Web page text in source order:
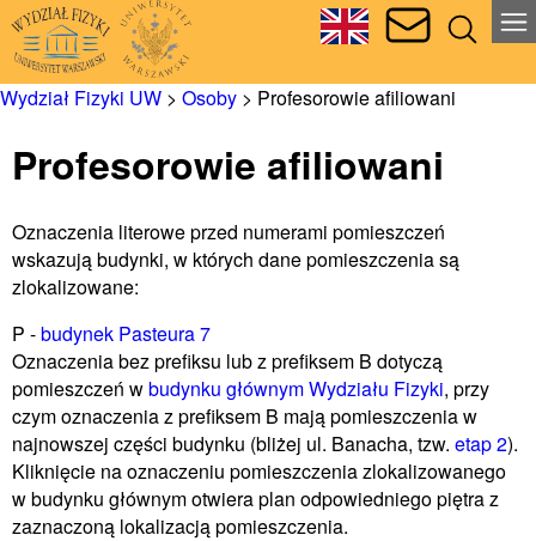
Wydział Fizyki UW > Osoby > Profesorowie afiliowani
Profesorowie afiliowani
Oznaczenia literowe przed numerami pomieszczeń
wskazują budynki, w których dane pomieszczenia są
zlokalizowane:
P -budynek Pasteura 7
Oznaczenia bez prefiksu lub z prefiksem B dotyczą
pomieszczeń wbudynku głównym Wydziału Fizyki, przy
czym oznaczenia z prefiksem B mają pomieszczenia w
najnowszej części budynku (bliżej ul. Banacha, tzw. etap 2).
Kliknięcie na oznaczeniu pomieszczenia zlokalizowanego
w budynku głównym otwiera plan odpowiedniego piętra z
zaznaczoną lokalizacją pomieszczenia.